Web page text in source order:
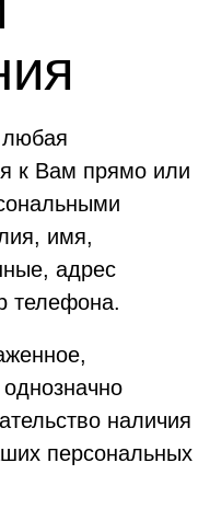
любая
к Вам прямо или
имя,
адрес
телефона.
наличия
персональных